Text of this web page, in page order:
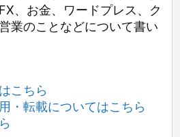
、お金、ワードプレス、ク
業のことなどについて書い
こちら
・転載についてはこちら